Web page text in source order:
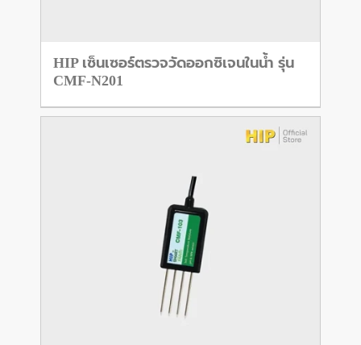
HIP เซ็นเซอร์ตรวจวัดออกซิเจนในน้ำ รุ่น
CMF-N201